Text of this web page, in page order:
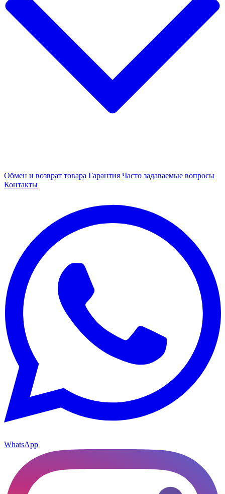
Обмен и возврат товара Гарантия Часто задаваемые вопросы
Контакты
WhatsApp